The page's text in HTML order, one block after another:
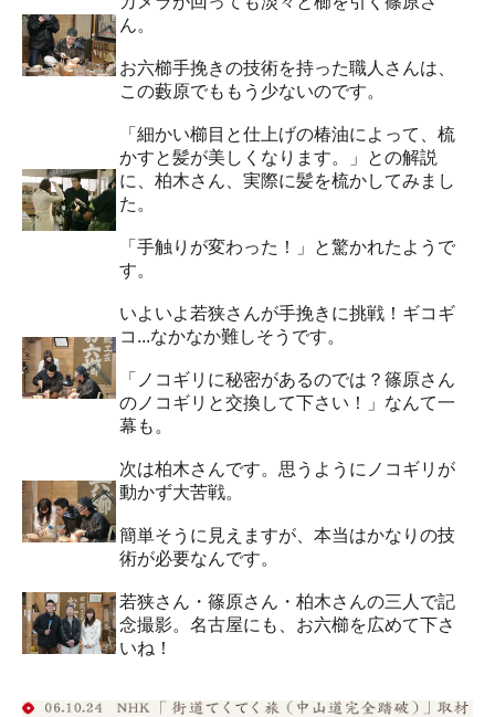
ん。
お六櫛手挽きの技術を持った職人さんは、
この藪原でももう少ないのです。
「細かい櫛目と仕上げの椿油によって、梳
かすと髪が美しくなります。」との解説
に、柏木さん、実際に髪を梳かしてみまし
た。
「手触りが変わった！」と驚かれたようで
す。
いよいよ若狭さんが手挽きに挑戦！ギコギ
コ...なかなか難しそうです。
「ノコギリに秘密があるのでは？篠原さん
のノコギリと交換して下さい！」なんて一
幕も。
次は柏木さんです。思うようにノコギリが
動かず大苦戦。
簡単そうに見えますが、本当はかなりの技
術が必要なんです。
若狭さん・篠原さん・柏木さんの三人で記
念撮影。名古屋にも、お六櫛を広めて下さ
いね！